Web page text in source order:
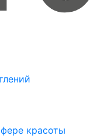
красоты